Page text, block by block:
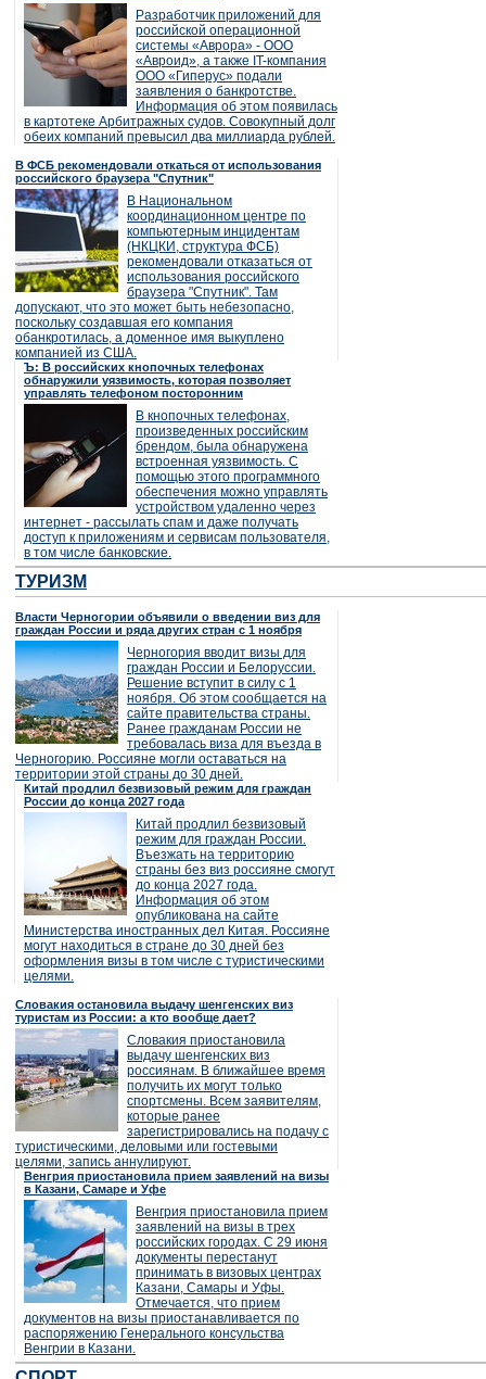
Разработчик приложений для
российской операционной
системы «Аврора» - ООО
«Авроид», а также IT-компания
ООО «Гиперус» подали
заявления о банкротстве.
Информация об этом появилась
в картотеке Арбитражных судов. Совокупный долг
обеих компаний превысил два миллиарда рублей.
В ФСБ рекомендовали откаться от использования
российского браузера "Спутник"
В Национальном
координационном центре по
компьютерным инцидентам
(НКЦКИ, структура ФСБ)
рекомендовали отказаться от
использования российского
браузера "Спутник". Там
допускают, что это может быть небезопасно,
поскольку создавшая его компания
обанкротилась, а доменное имя выкуплено
компанией из США.
Ъ: В российских кнопочных телефонах
обнаружили уязвимость, которая позволяет
управлять телефоном посторонним
В кнопочных телефонах,
произведенных российским
брендом, была обнаружена
встроенная уязвимость. С
помощью этого программного
обеспечения можно управлять
устройством удаленно через
интернет - рассылать спам и даже получать
доступ к приложениям и сервисам пользователя,
в том числе банковские.
ТУРИЗМ
Власти Черногории объявили о введении виз для
граждан России и ряда других стран с 1 ноября
Черногория вводит визы для
граждан России и Белоруссии.
Решение вступит в силу с 1
ноября. Об этом сообщается на
сайте правительства страны.
Ранее гражданам России не
требовалась виза для въезда в
Черногорию. Россияне могли оставаться на
территории этой страны до 30 дней.
Китай продлил безвизовый режим для граждан
России до конца 2027 года
Китай продлил безвизовый
режим для граждан России.
Въезжать на территорию
страны без виз россияне смогут
до конца 2027 года.
Информация об этом
опубликована на сайте
Министерства иностранных дел Китая. Россияне
могут находиться в стране до 30 дней без
оформления визы в том числе с туристическими
целями.
Словакия остановила выдачу шенгенских виз
туристам из России: а кто вообще дает?
Словакия приостановила
выдачу шенгенских виз
россиянам. В ближайшее время
получить их могут только
спортсмены. Всем заявителям,
которые ранее
зарегистрировались на подачу с
туристическими, деловыми или гостевыми
целями, запись аннулируют.
Венгрия приостановила прием заявлений на визы
в Казани, Самаре и Уфе
Венгрия приостановила прием
заявлений на визы в трех
российских городах. С 29 июня
документы перестанут
принимать в визовых центрах
Казани, Самары и Уфы.
Отмечается, что прием
документов на визы приостанавливается по
распоряжению Генерального консульства
Венгрии в Казани.